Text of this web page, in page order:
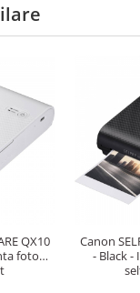
QX10
foto
Canon
- Black